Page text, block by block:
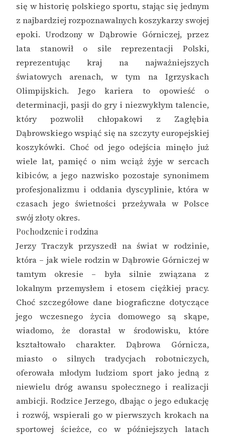
się w historię polskiego sportu, stając się jednym
z najbardziej rozpoznawalnych koszykarzy swojej
epoki. Urodzony w Dąbrowie Górniczej, przez
lata stanowił o sile reprezentacji Polski,
reprezentując kraj na najważniejszych
światowych arenach, w tym na Igrzyskach
Olimpijskich. Jego kariera to opowieść o
determinacji, pasji do gry i niezwykłym talencie,
który pozwolił chłopakowi z Zagłębia
Dąbrowskiego wspiąć się na szczyty europejskiej
koszykówki. Choć od jego odejścia minęło już
wiele lat, pamięć o nim wciąż żyje w sercach
kibiców, a jego nazwisko pozostaje synonimem
profesjonalizmu i oddania dyscyplinie, która w
czasach jego świetności przeżywała w Polsce
swój złoty okres.
Pochodzenie i rodzina
Jerzy Traczyk przyszedł na świat w rodzinie,
która – jak wiele rodzin w Dąbrowie Górniczej w
tamtym okresie – była silnie związana z
lokalnym przemysłem i etosem ciężkiej pracy.
Choć szczegółowe dane biograficzne dotyczące
jego wczesnego życia domowego są skąpe,
wiadomo, że dorastał w środowisku, które
kształtowało charakter. Dąbrowa Górnicza,
miasto o silnych tradycjach robotniczych,
oferowała młodym ludziom sport jako jedną z
niewielu dróg awansu społecznego i realizacji
ambicji. Rodzice Jerzego, dbając o jego edukację
i rozwój, wspierali go w pierwszych krokach na
sportowej ścieżce, co w późniejszych latach